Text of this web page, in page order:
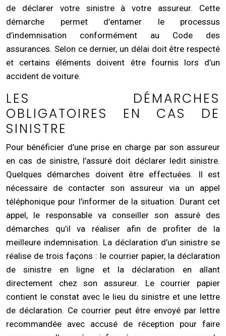
de déclarer votre sinistre à votre assureur. Cette
démarche permet d’entamer le processus
d’indemnisation conformément au Code des
assurances. Selon ce dernier, un délai doit être respecté
et certains éléments doivent être fournis lors d’un
accident de voiture.
LES DÉMARCHES
OBLIGATOIRES EN CAS DE
SINISTRE
Pour bénéficier d’une prise en charge par son assureur
en cas de sinistre, l’assuré doit déclarer ledit sinistre.
Quelques démarches doivent être effectuées. Il est
nécessaire de contacter son assureur via un appel
téléphonique pour l’informer de la situation. Durant cet
appel, le responsable va conseiller son assuré des
démarches qu’il va réaliser afin de profiter de la
meilleure indemnisation. La déclaration d’un sinistre se
réalise de trois façons : le courrier papier, la déclaration
de sinistre en ligne et la déclaration en allant
directement chez son assureur. Le courrier papier
contient le constat avec le lieu du sinistre et une lettre
de déclaration. Ce courrier peut être envoyé par lettre
recommandée avec accusé de réception pour faire